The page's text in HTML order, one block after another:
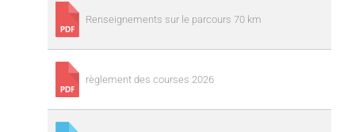
Renseignements sur le parcours 70 km
règlement des courses 2026